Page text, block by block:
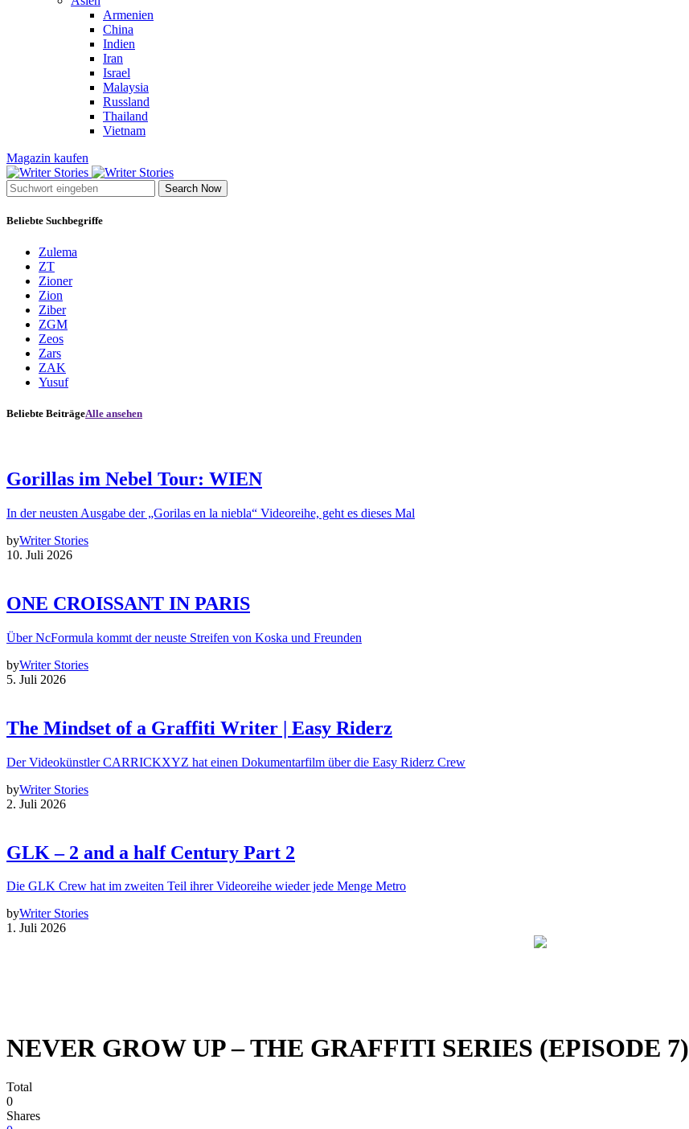
Armenien
China
Indien
Iran
Israel
Malaysia
Russland
Thailand
Vietnam
Magazin kaufen
Search Now
Beliebte Suchbegriffe
Zulema
ZT
Zioner
Zion
Ziber
ZGM
Zeos
Zars
ZAK
Yusuf
Beliebte BeiträgeAlle ansehen
Gorillas im Nebel Tour: WIEN
In der neusten Ausgabe der „Gorilas en la niebla“ Videoreihe, geht es dieses Mal
byWriter Stories
10. Juli 2026
ONE CROISSANT IN PARIS
Über NcFormula kommt der neuste Streifen von Koska und Freunden
byWriter Stories
5. Juli 2026
The Mindset of a Graffiti Writer | Easy Riderz
Der Videokünstler CARRICKXYZ hat einen Dokumentarfilm über die Easy Riderz Crew
byWriter Stories
2. Juli 2026
GLK – 2 and a half Century Part 2
Die GLK Crew hat im zweiten Teil ihrer Videoreihe wieder jede Menge Metro
byWriter Stories
1. Juli 2026
NEVER GROW UP – THE GRAFFITI SERIES (EPISODE 7)
Total
0
Shares